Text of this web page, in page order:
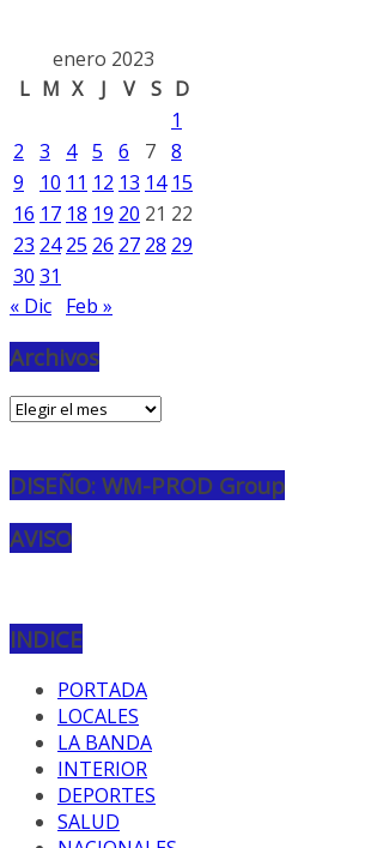
enero 2023
L M X J V S D
1
2
3 4 5 6 7 8
9
10 11 12 13 14 15
16 17 18 19 20 21 22
23 24 25 26 27 28 29
30 31
« Dic Feb »
Archivos
Archivos
DISEÑO: WM-PROD Group
AVISO
INDICE
PORTADA
LOCALES
LA BANDA
INTERIOR
DEPORTES
SALUD